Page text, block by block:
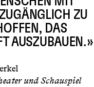
ZU
DAS
AUSZUBAUEN.»
und Schauspiel